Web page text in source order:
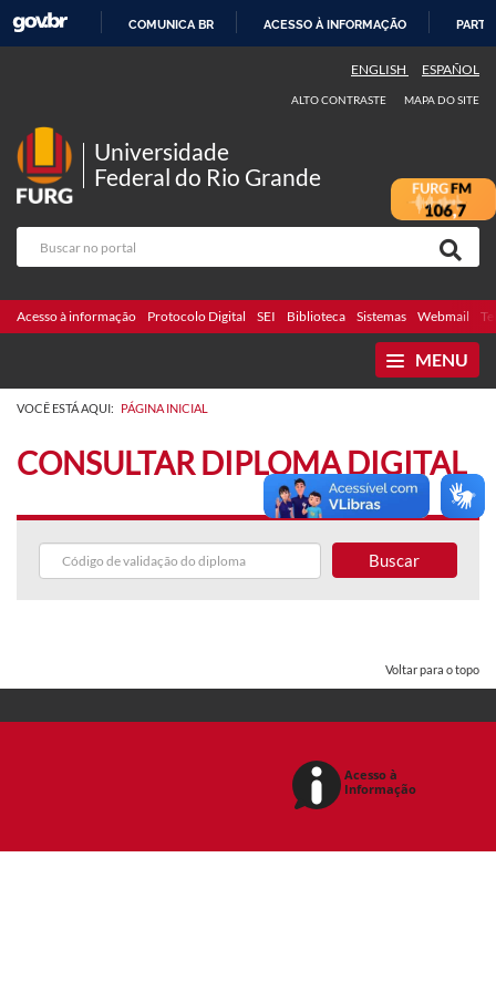
COMUNICA BR ACESSO À INFORMAÇÃO
ENGLISH ESPAÑOL
ALTO CONTRASTE MAPA DO SITE
Universidade
Federal do Rio Grande
Acesso à informação Protocolo Digital SEI Biblioteca Sistemas Webmail
MENU
VOCÊ ESTÁ AQUI: PÁGINA INICIAL
CONSULTAR DIPLOMA DIGITAL
Buscar
Voltar para o topo